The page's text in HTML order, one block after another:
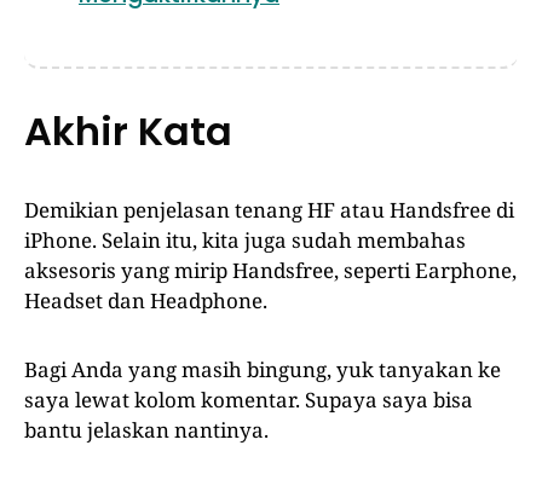
Akhir Kata
Demikian penjelasan tenang HF atau Handsfree di
iPhone. Selain itu, kita juga sudah membahas
aksesoris yang mirip Handsfree, seperti Earphone,
Headset dan Headphone.
Bagi Anda yang masih bingung, yuk tanyakan ke
saya lewat kolom komentar. Supaya saya bisa
bantu jelaskan nantinya.